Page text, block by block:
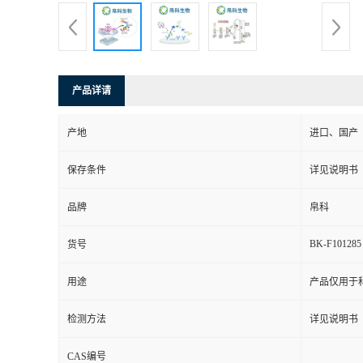
产品详请
产地 进口、国产
保存条件 详见说明书
品牌 帛科
货号 BK-F101285
用途 产品仅用于
检测方法 详见说明书
CAS编号